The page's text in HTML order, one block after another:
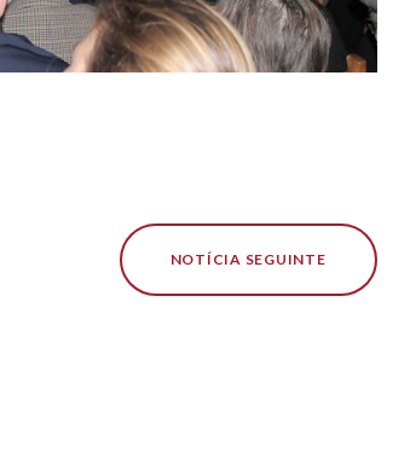
NOTÍCIA SEGUINTE